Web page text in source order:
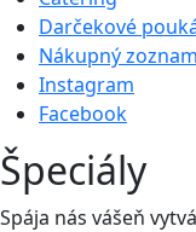
Darčekové
Nákupný zoznam
Instagram
Facebook
Špeciály
Spája nás vášeň